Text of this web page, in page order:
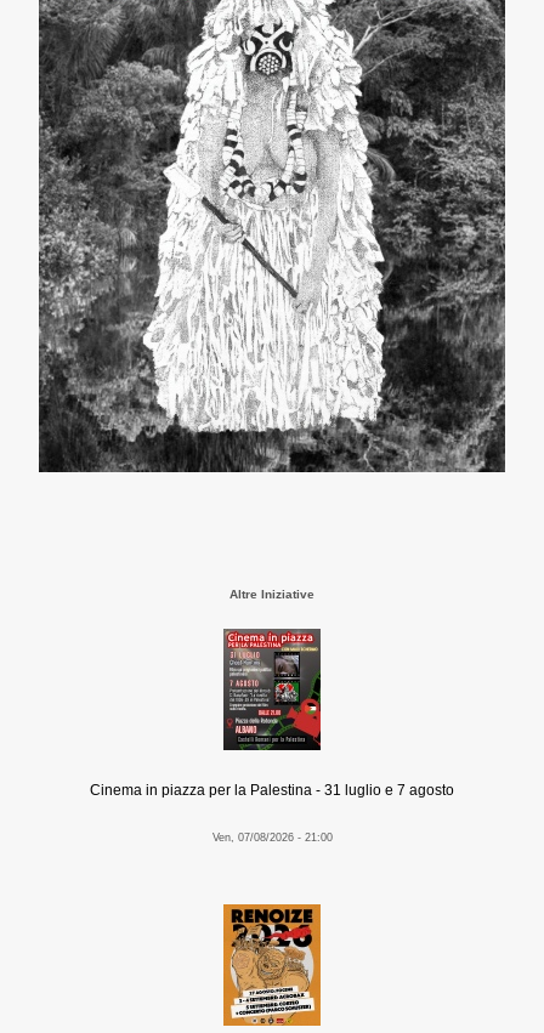
Altre Iniziative
Cinema in piazza per la Palestina - 31 luglio e 7 agosto
Ven, 07/08/2026 - 21:00